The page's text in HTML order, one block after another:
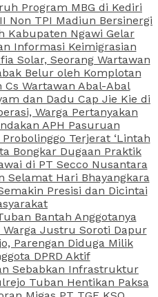
Program MBG di Kediri
Non TPI Madiun Bersinergi
Kabupaten Ngawi Gelar
Informasi Keimigrasian
Solar, Seorang Wartawan
Belur oleh Komplotan
Cs Wartawan Abal-Abal
dan Dadu Cap Jie Kie di
Warga Pertanyakan
APH Pasuruan
Terjerat ‘Lintah
Bongkar Dugaan Praktik
di PT Secco Nusantara
Selamat Hari Bhayangkara
Presisi dan Dicintai
Bantah Anggotanya
Warga Justru Soroti Dapur
Parengan Diduga Milik
DPRD Aktif
Sebabkan Infrastruktur
Tuban Hentikan Paksa